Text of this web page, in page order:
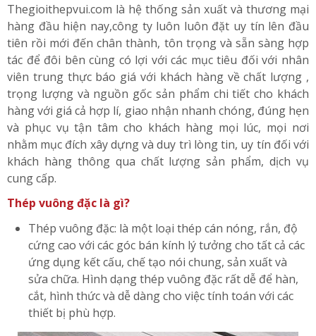
Thegioithepvui.com là hệ thống sản xuất và thương mại
hàng đầu hiện nay,công ty luôn luôn đặt uy tín lên đầu
tiên rồi mới đến chân thành, tôn trọng và sẵn sàng hợp
tác để đôi bên cùng có lợi với các mục tiêu đối với nhân
viên trung thực báo giá với khách hàng về chất lượng ,
trọng lượng và nguồn gốc sản phẩm chi tiết cho khách
hàng với giá cả hợp lí, giao nhận nhanh chóng, đúng hẹn
và phục vụ tận tâm cho khách hàng mọi lúc, mọi nơi
nhằm mục đích xây dựng và duy trì lòng tin, uy tín đối với
khách hàng thông qua chất lượng sản phẩm, dịch vụ
cung cấp.
Thép vuông đặc là gì?
Thép vuông đặc: là một loại thép cán nóng, rắn, độ
cứng cao với các góc bán kính lý tưởng cho tất cả các
ứng dụng kết cấu, chế tạo nói chung, sản xuất và
sửa chữa. Hình dạng thép vuông đặc rất dễ để hàn,
cắt, hình thức và dễ dàng cho việc tính toán với các
thiết bị phù hợp.